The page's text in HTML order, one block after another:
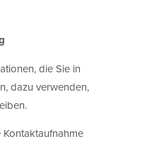
die Sie in
dazu verwenden,